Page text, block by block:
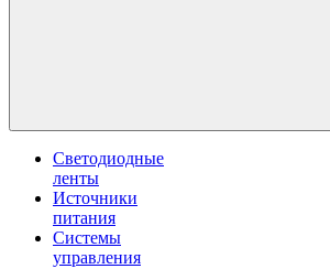
Светодиодные
ленты
Источники
питания
Системы
управления